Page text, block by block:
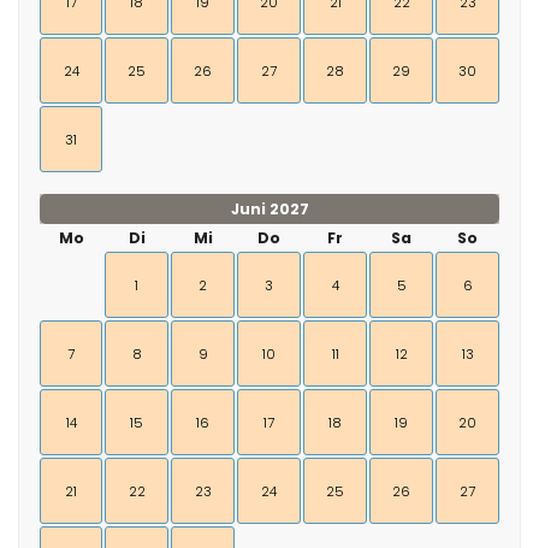
24 25 26 27 28 29 30
31
Juni 2027
Mo
Di Mi Do Fr Sa So
1 2 3 4 5 6
7 8 9 10 11 12 13
14 15 16 17 18 19 20
21 22 23 24 25 26 27